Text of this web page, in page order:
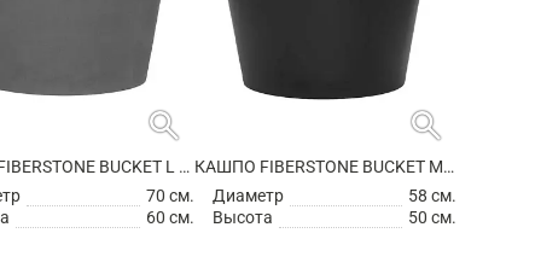
search
КАШПО FIBERSTONE BUCKET L GREY
70 см.
60 см.
search
КАШПО FIBERSTONE BUCKET M BLACK
Диаметр
58 см.
Высота
50 см.